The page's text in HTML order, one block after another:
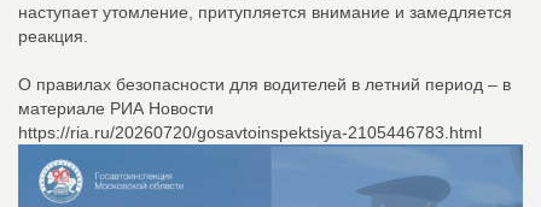
наступает утомление, притупляется внимание и замедляется
реакция.
О правилах безопасности для водителей в летний период – в
материале РИА Новости
https://ria.ru/20260720/gosavtoinspektsiya-2105446783.html